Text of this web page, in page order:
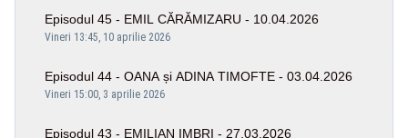
Episodul 45 - EMIL CĂRĂMIZARU - 10.04.2026
Vineri 13:45, 10 aprilie 2026
Episodul 44 - OANA și ADINA TIMOFTE - 03.04.2026
Vineri 15:00, 3 aprilie 2026
Episodul 43 - EMILIAN IMBRI - 27.03.2026